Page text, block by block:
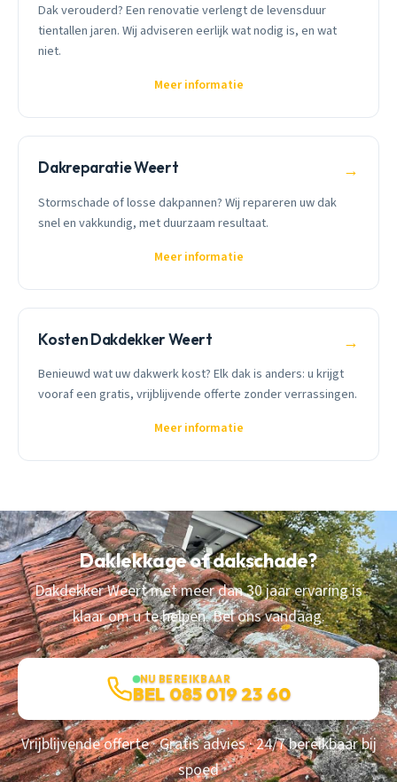
Dak verouderd? Een renovatie verlengt de levensduur
tientallen jaren. Wij adviseren eerlijk wat nodig is, en wat
niet.
Meer informatie
Dakreparatie Weert →
Stormschade of losse dakpannen? Wij repareren uw dak
snel en vakkundig, met duurzaam resultaat.
Meer informatie
Kosten Dakdekker Weert →
Benieuwd wat uw dakwerk kost? Elk dak is anders: u krijgt
vooraf een gratis, vrijblijvende offerte zonder verrassingen.
Meer informatie
Daklekkage of dakschade?
Dakdekker Weert met meer dan 30 jaar ervaring is
klaar om u te helpen. Bel ons vandaag.
NU BEREIKBAAR
BEL 085 019 23 60
Vrijblijvende offerte · Gratis advies · 24/7 bereikbaar bij
spoed